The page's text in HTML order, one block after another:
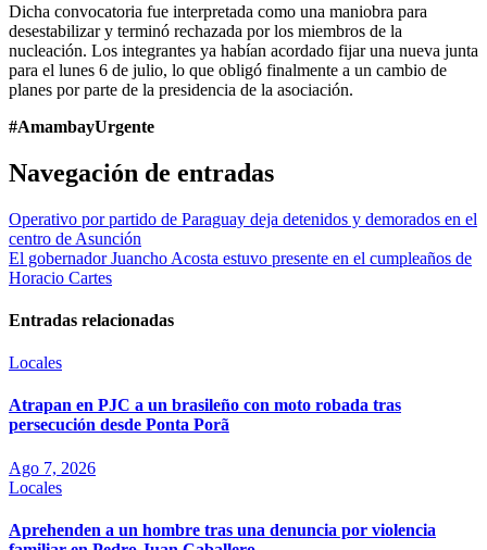
Dicha convocatoria fue interpretada como una maniobra para
desestabilizar y terminó rechazada por los miembros de la
nucleación. Los integrantes ya habían acordado fijar una nueva junta
para el lunes 6 de julio, lo que obligó finalmente a un cambio de
planes por parte de la presidencia de la asociación.
#AmambayUrgente
Navegación de entradas
Operativo por partido de Paraguay deja detenidos y demorados en el
centro de Asunción
El gobernador Juancho Acosta estuvo presente en el cumpleaños de
Horacio Cartes
Entradas relacionadas
Locales
Atrapan en PJC a un brasileño con moto robada tras
persecución desde Ponta Porã
Ago 7, 2026
Locales
Aprehenden a un hombre tras una denuncia por violencia